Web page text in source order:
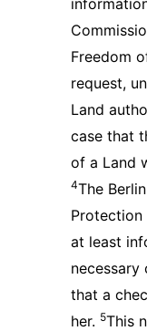
Freedom
request,
Land
case that
of a Land
4The
Protection
at least
necessary
that a
her. 5This